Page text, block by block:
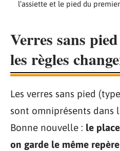
l’assiette et le pied du
Verres sans
les règles
Les verres sans pied
sont omniprésents dans
Bonne nouvelle : le
on garde le même